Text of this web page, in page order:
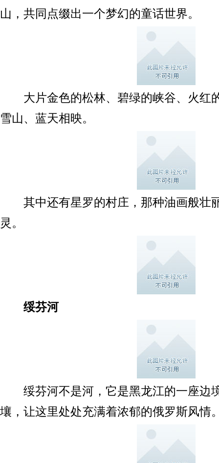
山，共同点缀出一个梦幻的童话世界。
大片金色的松林、碧绿的峡谷、火红
雪山、蓝天相映。
其中还有星罗的村庄，那种油画般壮
灵。
绥芬河
绥芬河不是河，它是黑龙江的一座边
壤，让这里处处充满着浓郁的俄罗斯风情